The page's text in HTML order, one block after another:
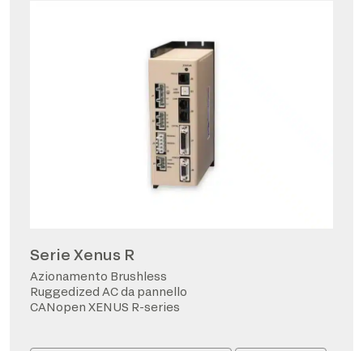
Serie Xenus R
Azionamento Brushless
Ruggedized AC da pannello
CANopen XENUS R-series